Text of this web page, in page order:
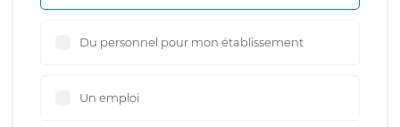
Du personnel pour mon établissement
Un emploi